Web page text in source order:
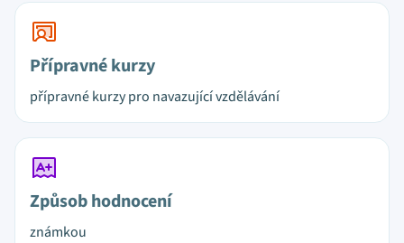
Přípravné kurzy
přípravné kurzy pro navazující vzdělávání
Způsob hodnocení
známkou